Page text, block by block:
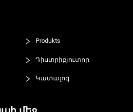
Produkts
Դիստրիբյուտոր
Կատալոգ